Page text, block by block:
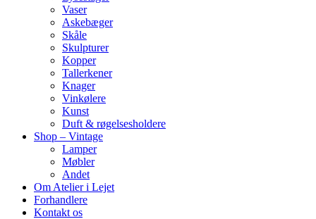
Vaser
Askebæger
Skåle
Skulpturer
Kopper
Tallerkener
Knager
Vinkølere
Kunst
Duft & røgelsesholdere
Shop – Vintage
Lamper
Møbler
Andet
Om Atelier i Lejet
Forhandlere
Kontakt os